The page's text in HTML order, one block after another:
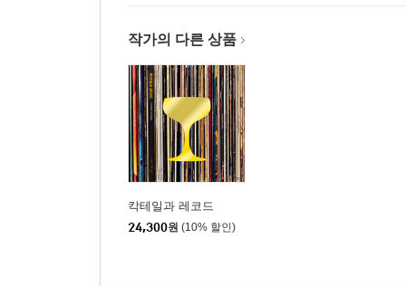
작가의 다른 상품
칵테일과 레코드
24,300원 (10% 할인)